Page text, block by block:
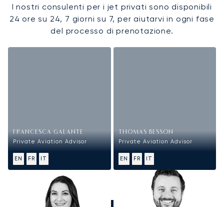
I nostri consulenti per i jet privati sono disponibili
24 ore su 24, 7 giorni su 7, per aiutarvi in ogni fase
del processo di prenotazione.
FRANCESCA GALANTE
Private Aviation Advisor
EN FR IT
THOMAS BESSON
Private Aviation Advisor
EN FR IT